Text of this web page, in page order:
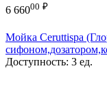
6 66000 ₽
Мойка Ceruttispa
Доступность: 3 ед.